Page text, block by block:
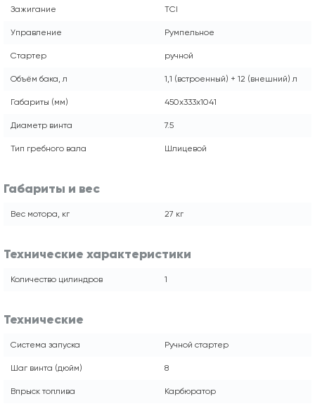
Зажигание TCI
Управление Румпельное
Стартер ручной
Объём бака, л 1,1 (встроенный) + 12 (внешний) л
Габариты (мм) 450x333x1041
Диаметр винта 7.5
Тип гребного вала Шлицевой
Габариты и вес
Вес мотора, кг 27 кг
Технические характеристики
Количество цилиндров 1
Технические
Система запуска Ручной стартер
Шаг винта (дюйм) 8
Впрыск топлива Карбюратор